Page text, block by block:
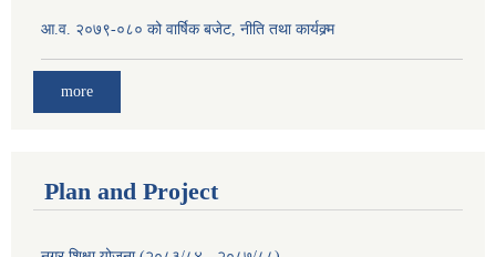
आ.व. २०७९-०८० को वार्षिक बजेट, नीति तथा कार्यक्र्म
more
Plan and Project